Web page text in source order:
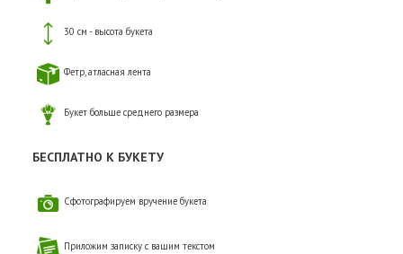
30 см - высота букета
Фетр, атласная лента
Букет больше среднего размера
БЕСПЛАТНО К БУКЕТУ
Сфотографируем вручение букета
Приложим записку с вашим текстом